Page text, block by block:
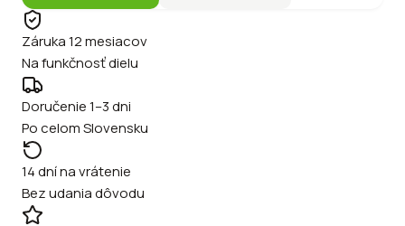
Záruka 12 mesiacov
Na funkčnosť dielu
Doručenie 1–3 dni
Po celom Slovensku
14 dní na vrátenie
Bez udania dôvodu